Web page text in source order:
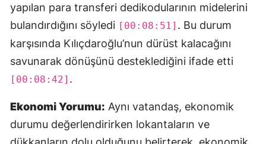
yapılan para transferi dedikodularının midelerini
bulandırdığını söyledi [00:08:51] . Bu durum
karşısında Kılıçdaroğlu’nun dürüst kalacağını
savunarak dönüşünü desteklediğini ifade etti
[00:08:42] .
Ekonomi Yorumu: Aynı vatandaş, ekonomik
durumu değerlendirirken lokantaların ve